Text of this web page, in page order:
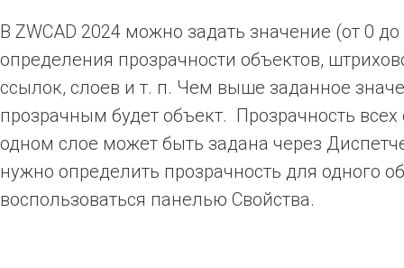
В ZWCAD 2024 можно задать значение (от 0
определения прозрачности объектов,
ссылок, слоев и т. п. Чем выше заданное
прозрачным будет объект. Прозрачность всех
одном слое может быть задана через
нужно определить прозрачность для одного
воспользоваться панелью Свойства.